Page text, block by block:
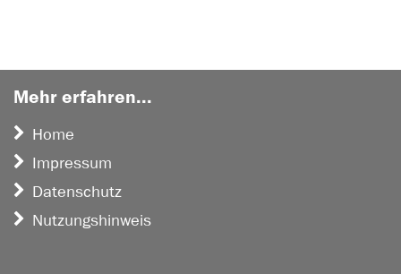
Mehr erfahren...
Home
Impressum
Datenschutz
Nutzungshinweis